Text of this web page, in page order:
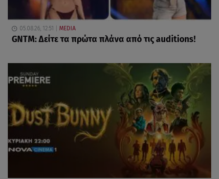
05.08.26, 12:51 MEDIA
GNTM: Δείτε τα πρώτα πλάνα από τις auditions!